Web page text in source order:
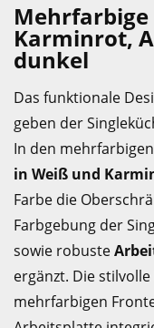
Karminrot,
dunkel
Das funktionale
geben der
In den
in Weiß und
Farbe die
Farbgebung der
sowie robuste
ergänzt. Die
mehrfarbigen